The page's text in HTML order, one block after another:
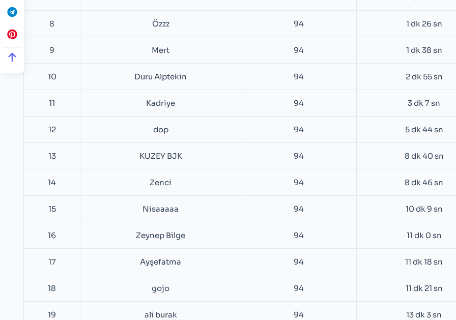
8 Özzz 94 1 dk 26 sn
9 Mert 94 1 dk 38 sn
10 Duru Alptekin 94 2 dk 55 sn
11 Kadriye 94 3 dk 7 sn
12 dop 94 5 dk 44 sn
13 KUZEY BJK 94 8 dk 40 sn
14 Zenci 94 8 dk 46 sn
15 Nisaaaaa 94 10 dk 9 sn
16 Zeynep Bilge 94 11 dk 0 sn
17 Ayşefatma 94 11 dk 18 sn
18 gojo 94 11 dk 21 sn
19 ali burak 94 13 dk 3 sn